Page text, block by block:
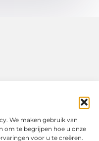
We maken gebruik van
om te begrijpen hoe u onze
voor u te creëren.
artikelen die je inspireren,
momenten tot grote